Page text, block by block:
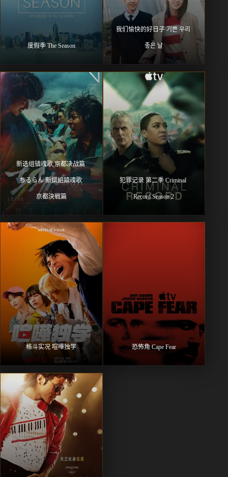
度假季 The Season
我们愉快的好日子 기쁜 우리
좋은 날
新选组镇魂歌 京都决战篇
ちるらん 新撰組鎮魂歌
京都決戦篇
犯罪记录 第二季 Criminal
Record Season 2
格斗实况 喧嘩独学 恐怖角 Cape Fear